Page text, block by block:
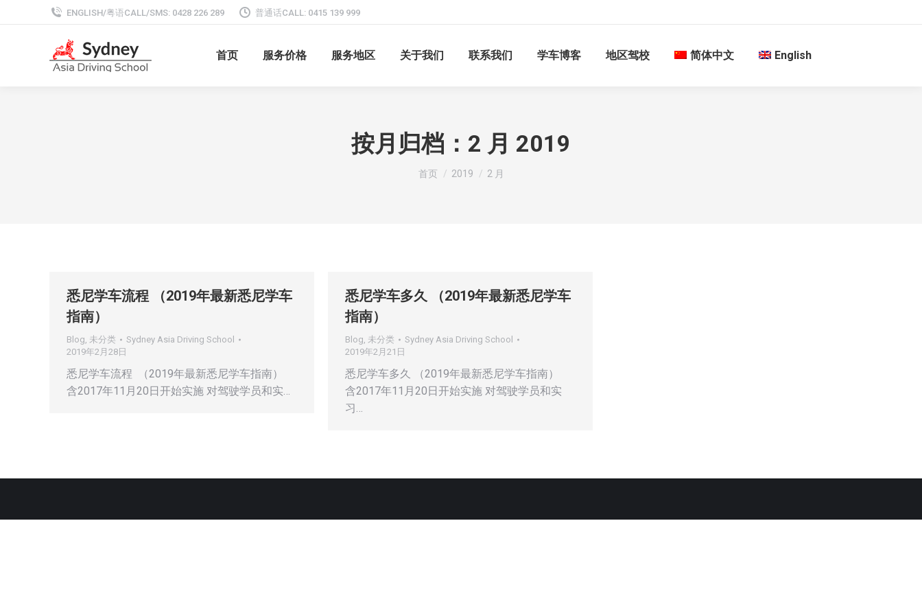
ENGLISH/粤语CALL/SMS: 0428 226 289 普通话CALL: 0415 139 999
首页 服务价格 服务地区 关于我们 联系我们 学车博客 地区驾校 简体中文 English
按月归档： 2 月 2019
您在这里：
首页 2019 2 月
悉尼学车流程 （2019年最新悉尼学车
指南）
Blog, 未分类
Sydney Asia Driving School
2019年2月28日
悉尼学车流程 （2019年最新悉尼学车指南）
含2017年11月20日开始实施 对驾驶学员和实…
悉尼学车多久 （2019年最新悉尼学车
指南）
Blog, 未分类
Sydney Asia Driving School
2019年2月21日
悉尼学车多久 （2019年最新悉尼学车指南）
含2017年11月20日开始实施 对驾驶学员和实
习…